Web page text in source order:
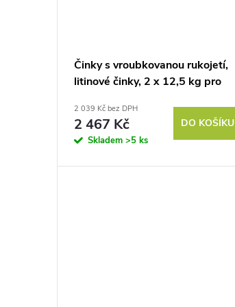
Činky s vroubkovanou rukojetí,
litinové činky, 2 x 12,5 kg pro
trénink
2 039 Kč bez DPH
2 467 Kč
Skladem >5 ks
DO KOŠÍKU